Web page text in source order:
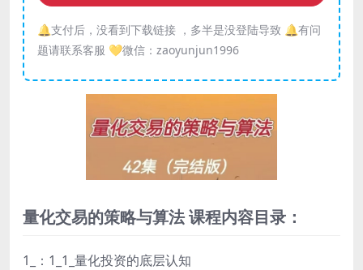
🔔支付后，没看到下载链接 ，多半是没登陆导致 🔔有问
题请联系客服 💛微信：zaoyunjun1996
量化交易的策略与算法 课程内容目录：
1_：1_1_量化投资的底层认知